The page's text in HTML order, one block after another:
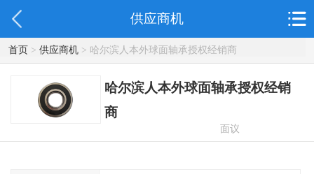
供应商机
首页> 供应商机> 哈尔滨人本外球面轴承授权经销商
哈尔滨人本外球面轴承授权经销
商
面议